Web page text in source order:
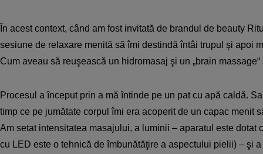
În acest context, când am fost invitată de brandul de beauty
sesiune de relaxare menită să îmi destindă întâi trupul şi apoi
Cum aveau să reuşească un hidromasaj şi un „brain
Procesul a început prin a mă întinde pe un pat cu apă caldă.
timp ce pe jumătate corpul îmi era acoperit de un capac menit
Am setat intensitatea masajului, a luminii – aparatul este dotat
cu LED este o tehnică de îmbunătăţire a aspectului pielii) – şi